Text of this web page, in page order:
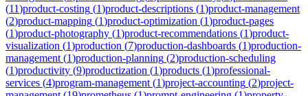
(11)product-costing (1)product-descriptions (1)product-management
(2)product-mapping (1)product-optimization (1)product-pages
(1)product-photography (1)product-recommendations (1)product-
visualization (1)production (7)production-dashboards (1)production-
management (1)production-planning (2)production-scheduling
(1)productivity (9)productization (1)products (1)professional-
services (4)program-management (1)project-accounting (2)project-